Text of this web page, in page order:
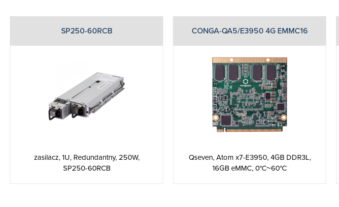
SP250-60RCB
zasilacz, 1U, Redundantny, 250W,
SP250-60RCB
CONGA-QA5/E3950 4G EMMC16
Qseven, Atom x7-E3950, 4GB DDR3L,
16GB eMMC, 0°C~60°C